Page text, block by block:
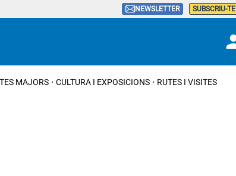
NEWSLETTER SUBSCRIU-TE
MAJORS CULTURA I EXPOSICIONS RUTES I VISITES